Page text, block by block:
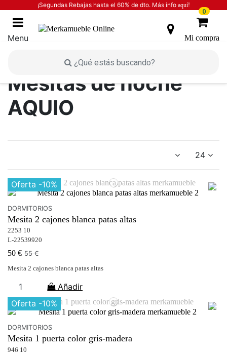
¡Segundas Rebajas hasta el 60% de dto. Más info aquí!
Menu
0
Mi compra
DORMITORIOS Mesitas de noche
Mesitas de noche
AQUIO
24
Oferta -10%
DORMITORIOS
Mesita 2 cajones blanca patas altas
2253 10
L-22539920
50 € 55 €
Mesita 2 cajones blanca patas altas
Añadir
Oferta -10%
DORMITORIOS
Mesita 1 puerta color gris-madera
946 10